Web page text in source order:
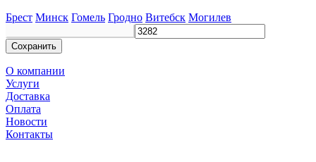
Брест Минск Гомель Гродно Витебск Могилев
Сохранить
О компании
Услуги
Доставка
Оплата
Новости
Контакты